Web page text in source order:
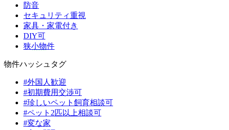
防音
セキュリティ重視
家具・家電付き
DIY可
狭小物件
物件ハッシュタグ
#外国人歓迎
#初期費用交渉可
#珍しいペット飼育相談可
#ペット2匹以上相談可
#変な家